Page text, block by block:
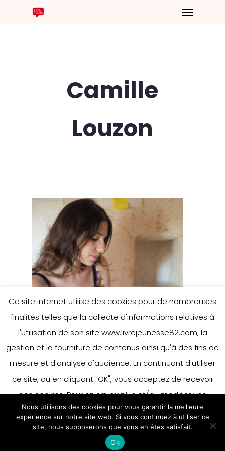
Camille
Louzon
Ce site internet utilise des cookies pour de nombreuses
finalités telles que la collecte d'informations relatives à
l'utilisation de son site www.livrejeunesse82.com, la
gestion et la fourniture de contenus ainsi qu'à des fins de
mesure et d'analyse d'audience. En continuant d'utiliser
ce site, ou en cliquant "OK", vous acceptez de recevoir
des cookies. Pour en savoir plus et/ou modifier vos
préférences en matière de cookies, merci de vous référer
à notre politique sur les cookies.
Accepter
En savoir plus
Nous utilisons des cookies pour vous garantir la meilleure
expérience sur notre site web. Si vous continuez à utiliser ce
site, nous supposerons que vous en êtes satisfait.
Ok